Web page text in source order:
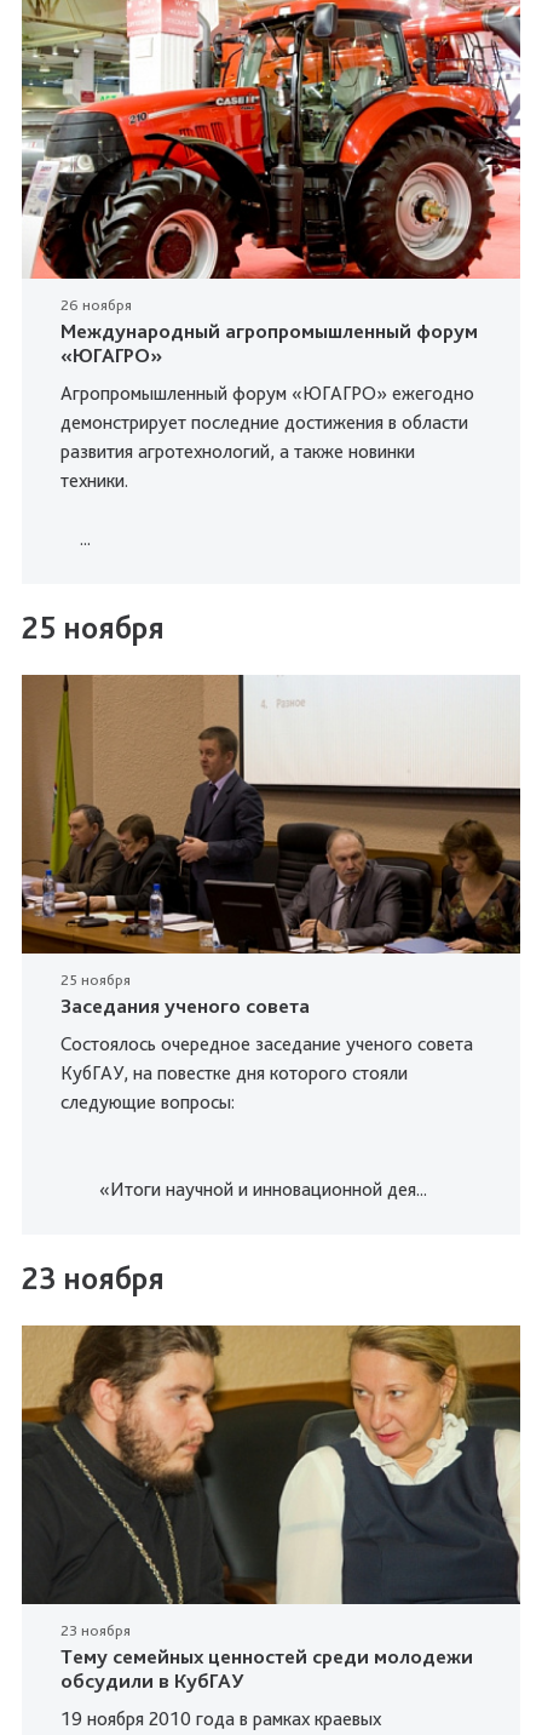
26 ноября
Международный агропромышленный форум
«ЮГАГРО»
Агропромышленный форум «ЮГАГРО» ежегодно
демонстрирует последние достижения в области
развития агротехнологий, а также новинки
техники.
...
25 ноября
25 ноября
Заседания ученого совета
Состоялось очередное заседание ученого совета
КубГАУ, на повестке дня которого стояли
следующие вопросы:
«Итоги научной и инновационной дея...
23 ноября
23 ноября
Тему семейных ценностей среди молодежи
обсудили в КубГАУ
19 ноября 2010 года в рамках краевых